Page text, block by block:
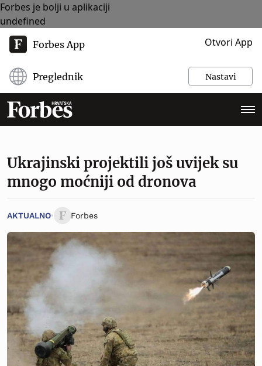
Forbes je bolji u aplikaciji
undefined
Forbes App Otvori App
Preglednik Nastavi
Ukrajinski projektili još uvijek su
mnogo moćniji od dronova
AKTUALNO Forbes